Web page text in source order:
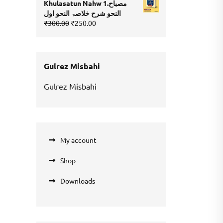
₹200.00.₹100.00.
Khulasatun Nahw 1.مصباح
النحو شرح خلاصۃ النحو اول
₹300.00 Original
₹250.00Current
Gulrez Misbahi
Gulrez Misbahi
My account
Shop
Downloads